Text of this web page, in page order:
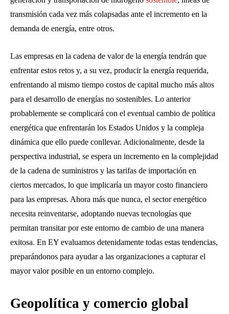
transmisión cada vez más colapsadas ante el incremento en la
demanda de energía, entre otros.
Las empresas en la cadena de valor de la energía tendrán que
enfrentar estos retos y, a su vez, producir la energía requerida,
enfrentando al mismo tiempo costos de capital mucho más altos
para el desarrollo de energías no sostenibles. Lo anterior
probablemente se complicará con el eventual cambio de política
energética que enfrentarán los Estados Unidos y la compleja
dinámica que ello puede conllevar. Adicionalmente, desde la
perspectiva industrial, se espera un incremento en la complejidad
de la cadena de suministros y las tarifas de importación en
ciertos mercados, lo que implicaría un mayor costo financiero
para las empresas. Ahora más que nunca, el sector energético
necesita reinventarse, adoptando nuevas tecnologías que
permitan transitar por este entorno de cambio de una manera
exitosa. En EY evaluamos detenidamente todas estas tendencias,
preparándonos para ayudar a las organizaciones a capturar el
mayor valor posible en un entorno complejo.
Geopolítica y comercio global